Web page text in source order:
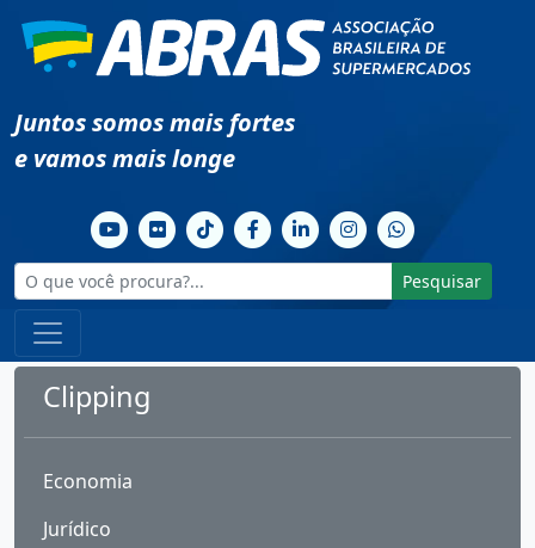
Juntos somos mais fortes
e vamos mais longe
Pesquisar
Clipping
Economia
Jurídico